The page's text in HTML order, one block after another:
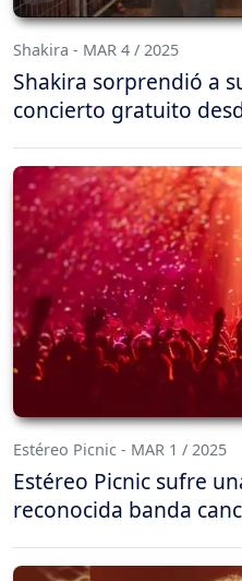
Shakira - MAR 4 / 2025
Shakira sorprendió a
concierto gratuito
Estéreo Picnic - MAR 1 / 2025
Estéreo Picnic sufre
reconocida banda